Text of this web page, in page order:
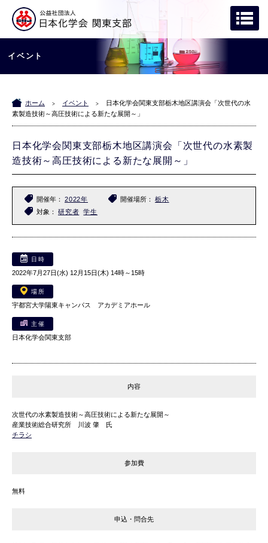
イベント
ホーム > イベント >
日本化学会関東支部栃木地区講演会「次世代の水
素製造技術～高圧技術による新たな展開～」
日本化学会関東支部栃木地区講演会「次世代の水素製
造技術～高圧技術による新たな展開～」
開催年 2022年 開催場所
栃木
対象
研究者 学生
日時
2022年7月27日(水) 12月15日(木) 14時～15時
場所
宇都宮大学陽東キャンパス アカデミアホール
主催
日本化学会関東支部
内容
次世代の水素製造技術～高圧技術による新たな展開～
産業技術総合研究所 川波 肇 氏
チラシ
参加費
無料
申込・問合先